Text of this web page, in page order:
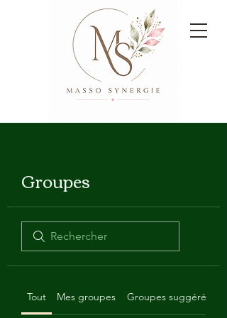
Groupes
Tout Mes groupes Groupes suggérés